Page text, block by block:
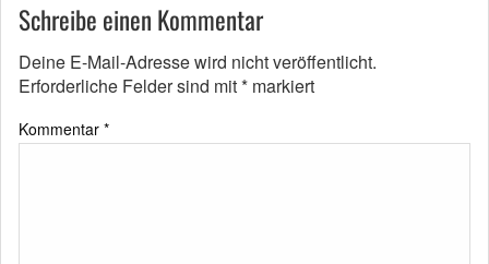
Schreibe einen Kommentar
Deine E-Mail-Adresse wird nicht veröffentlicht.
Erforderliche Felder sind mit* markiert
Kommentar *